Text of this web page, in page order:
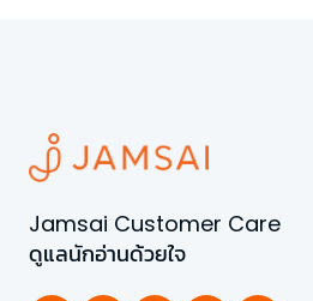
Jamsai Customer Care
ดูแลนักอ่านด้วยใจ